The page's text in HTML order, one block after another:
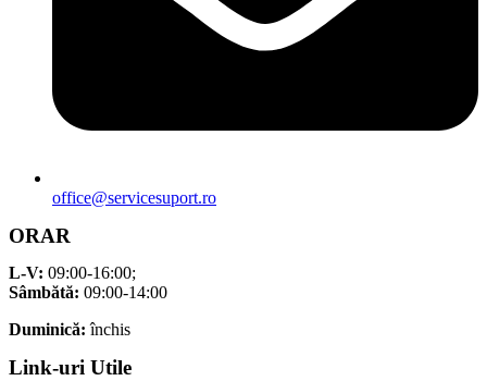
office@servicesuport.ro
ORAR
L-V: 09:00-16:00;
Sâmbătă: 09:00-14:00
Duminică: închis
Link-uri Utile